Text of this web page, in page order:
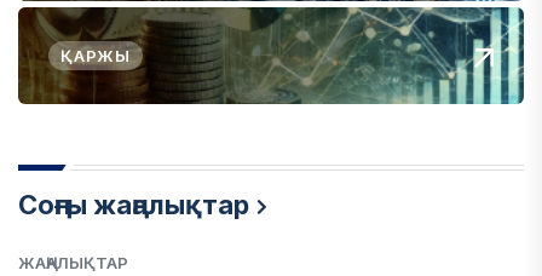
ҚАРЖЫ
Соңғы жаңалықтар
ЖАҢАЛЫҚТАР